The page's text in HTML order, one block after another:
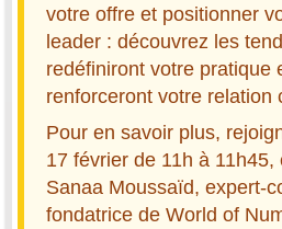
votre offre et positionner
leader : découvrez les
redéfiniront votre pratique
renforceront votre relation
Pour en savoir plus,
17 février de 11h à 11h45,
Sanaa Moussaïd, expert-
fondatrice de World of